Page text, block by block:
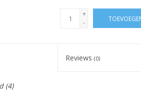
+
-
Reviews(0)
(4)